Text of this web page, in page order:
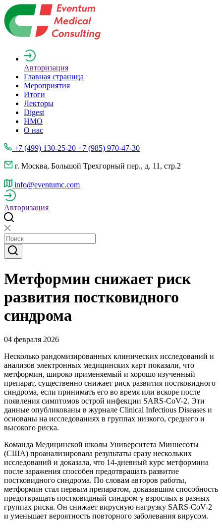
Авторизация
Главная страница
Мероприятия
Итоги
Лекторы
Digest
НМО
О нас
+7 (499) 130-25-20 +7 (985) 970-47-30
г. Москва, Большой Трехгорный пер., д. 11, стр.2
info@eventumc.com
Авторизация
Метформин снижает риск
развития постковидного
синдрома
04 февраля 2026
Несколько рандомизированных клинических исследований и
анализов электронных медицинских карт показали, что
метформин, широко применяемый и хорошо изученный
препарат, существенно снижает риск развития постковидного
синдрома, если принимать его во время или вскоре после
появления симптомов острой инфекции SARS-CoV-2. Эти
данные опубликованы в журнале Clinical Infectious Diseases и
основаны на исследованиях в группах низкого, среднего и
высокого риска.
Команда Медицинской школы Университета Миннесоты
(США) проанализировала результаты сразу нескольких
исследований и доказала, что 14-дневный курс метформина
после заражения способен предотвращать развитие
постковидного синдрома. По словам авторов работы,
метформин стал первым препаратом, доказавшим способность
предотвращать постковидный синдром у взрослых в разных
группах риска. Он снижает вирусную нагрузку SARS-CoV-2
и уменьшает вероятность повторного заболевания вирусом.